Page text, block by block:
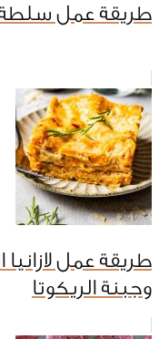
طريقة عمل سلطة
طريقة عمل
وجبنة الريكوتا